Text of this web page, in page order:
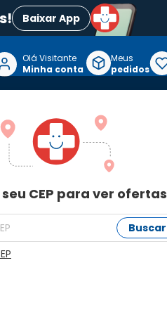
Baixar App
CEP para ver ofertas
Buscar
Olá Visitante
Minha conta
Meus
pedidos
25mg com 30
ver ofertas